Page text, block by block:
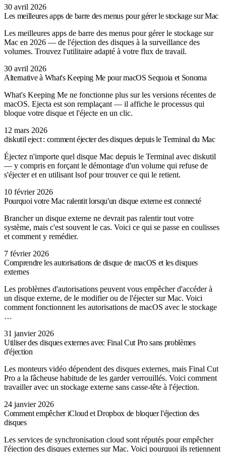
30 avril 2026
Les meilleures apps de barre des menus pour gérer le stockage sur Mac
Les meilleures apps de barre des menus pour gérer le stockage sur
Mac en 2026 — de l'éjection des disques à la surveillance des
volumes. Trouvez l'utilitaire adapté à votre flux de travail.
30 avril 2026
Alternative à What's Keeping Me pour macOS Sequoia et Sonoma
What's Keeping Me ne fonctionne plus sur les versions récentes de
macOS. Ejecta est son remplaçant — il affiche le processus qui
bloque votre disque et l'éjecte en un clic.
12 mars 2026
diskutil eject : comment éjecter des disques depuis le Terminal du Mac
Éjectez n'importe quel disque Mac depuis le Terminal avec diskutil
— y compris en forçant le démontage d'un volume qui refuse de
s'éjecter et en utilisant lsof pour trouver ce qui le retient.
10 février 2026
Pourquoi votre Mac ralentit lorsqu'un disque externe est connecté
Brancher un disque externe ne devrait pas ralentir tout votre
système, mais c'est souvent le cas. Voici ce qui se passe en coulisses
et comment y remédier.
7 février 2026
Comprendre les autorisations de disque de macOS et les disques
externes
Les problèmes d'autorisations peuvent vous empêcher d'accéder à
un disque externe, de le modifier ou de l'éjecter sur Mac. Voici
comment fonctionnent les autorisations de macOS avec le stockage
…
31 janvier 2026
Utiliser des disques externes avec Final Cut Pro sans problèmes
d'éjection
Les monteurs vidéo dépendent des disques externes, mais Final Cut
Pro a la fâcheuse habitude de les garder verrouillés. Voici comment
travailler avec un stockage externe sans casse-tête à l'éjection.
24 janvier 2026
Comment empêcher iCloud et Dropbox de bloquer l'éjection des
disques
Les services de synchronisation cloud sont réputés pour empêcher
l'éjection des disques externes sur Mac. Voici pourquoi ils retiennent